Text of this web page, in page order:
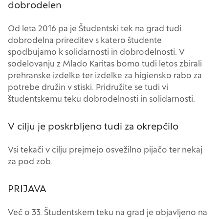
Iskanje
dobrodelen
Od leta 2016 pa je Študentski tek na grad tudi
dobrodelna prireditev s katero študente
spodbujamo k solidarnosti in dobrodelnosti. V
sodelovanju z Mlado Karitas bomo tudi letos zbirali
prehranske izdelke ter izdelke za higiensko rabo za
potrebe družin v stiski. Pridružite se tudi vi
študentskemu teku dobrodelnosti in solidarnosti.
V cilju je poskrbljeno tudi za okrepčilo
Vsi tekači v cilju prejmejo osvežilno pijačo ter nekaj
za pod zob.
PRIJAVA
Več o 33. Študentskem teku na grad je objavljeno na
informacij in spremenite privzete nastavitve.
uporabo tega spletnega mesta in naše storitve.
Več informacij
Obvezni piškotki
Ti piškotki so nujni za delovanje spletnega mesta,
Običajno so nastavljeni samo kot odziv na vaša
dejanja, ki vodijo do storitvenih zahtev, na primer
nastavitev zasebnosti, prijava ali izpolnjevanje
obrazcev. Na voljo imate nastavitev, da brskalnik
blokira te piškotke ali vas opozori na njih. V tem
delovali.
Vedno aktivni